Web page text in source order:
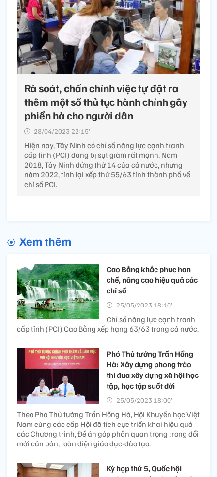
Rà soát, chấn chỉnh việc tự đặt ra
thêm một số thủ tục hành chính gây
phiền hà cho người dân
28/04/2023 22:15’
Hiện nay, Tây Ninh có chỉ số năng lực cạnh tranh
cấp tỉnh (PCI) đang bị sụt giảm rất mạnh. Năm
2018, Tây Ninh đứng thứ 14 của cả nước, nhưng
năm 2022, tỉnh lại xếp thứ 55/63 tỉnh thành phố về
chỉ số PCI.
Xem thêm
Cao Bằng khắc phục hạn
chế, nâng cao hiệu quả các
chỉ số
25/05/2023 18:10’
Chỉ số năng lực cạnh tranh
cấp tỉnh (PCI) Cao Bằng xếp hạng 63/63 trong cả nước.
Phó Thủ tướng Trần Hồng
Hà: Xây dựng phong trào
thi đua xây dựng xã hội học
tập, học tập suốt đời
25/05/2023 18:00’
Theo Phó Thủ tướng Trần Hồng Hà, Hội Khuyến học Việt
Nam cùng các cấp Hội đã tích cực triển khai hiệu quả
các Chương trình, Đề án góp phần quan trọng trong đổi
mới căn bản, toàn diện giáo dục-đào tạo.
Kỳ họp thứ 5, Quốc hội